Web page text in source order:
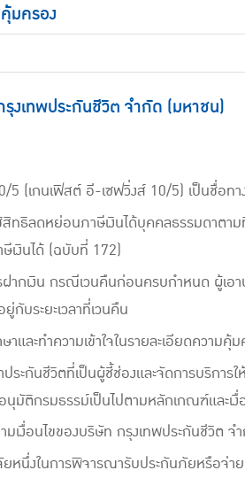
มครอง
งเทพประกันชีวิต จำกัด (มหาชน)
(เกนเฟิสต์ อี-เซฟวิ่งส์ 10/5) เป็นชื่อท
สิทธิลดหย่อนภาษีเงินได้บุคคลธรรมดาต
เงินได้ (ฉบับที่ 172)
ากเงิน กรณีเวนคืนก่อนครบกำหนด ผู้เอ
บระยะเวลาที่เวนคืน
และทำความเข้าใจในรายละเอียดความ
ประกันชีวิตที่เป็นผู้ชี้ช่องและจัดการบริก
มัติกรมธรรม์เป็นไปตามหลักเกณฑ์และเ
เงื่อนไขของบริษัท กรุงเทพประกันชีวิต จ
หนึ่งในการพิจารณารับประกันภัยหรือจ่